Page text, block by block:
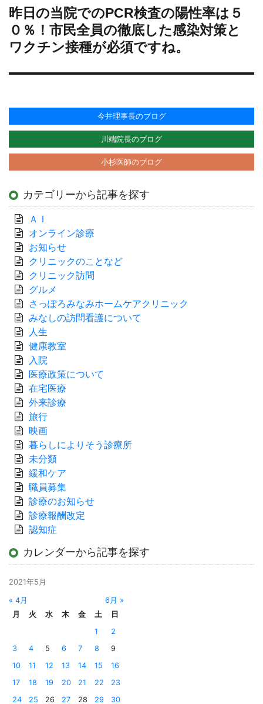
ョ
ン
次
の
投
稿:
昨日の当院でのPCR検査の陽性率は５
０％！市民全員の徹底した感染対策と
ワクチン接種が必須ですね。
今井理事長のブログ
川端院長のブログ
小杉医師のブログ
カテゴリーから記事を探す
ＡＩ
オンライン診療
お知らせ
クリニックのことなど
クリニック訪問
グルメ
さっぽろみなみホームケアクリニック
みなしの訪問看護について
人生
健康教室
入院
医療政策について
在宅医療
外来診療
旅行
映画
暮らしによりそう診療所
未分類
緩和ケア
職員募集
診療のお知らせ
診療報酬改定
認知症
カレンダーから記事を探す
2021年5月
« 4月
6月 »
月
火 水 木 金 土
日
1
2
3
4 5 6 7 8
9
10
11 12 13 14 15
16
17
18 19 20 21 22
23
24
25 26 27 28 29 30